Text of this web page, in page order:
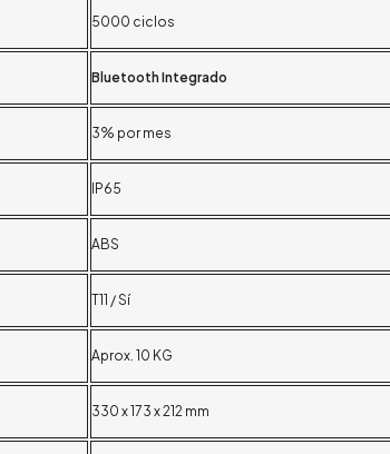
5000 ciclos
Bluetooth Integrado
3% por mes
IP65
ABS
T11 / Sí
Aprox. 10 KG
330 x 173 x 212 mm